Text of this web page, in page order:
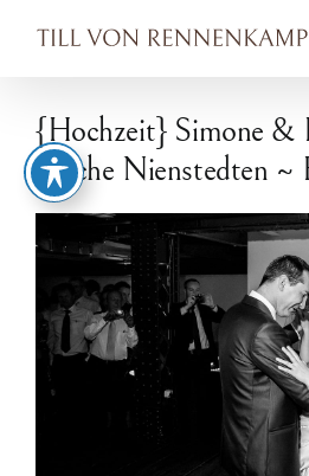
Inhalt
{Hochzeit} Simone &
Kirche Nienstedten ~
Zeige
grösseres